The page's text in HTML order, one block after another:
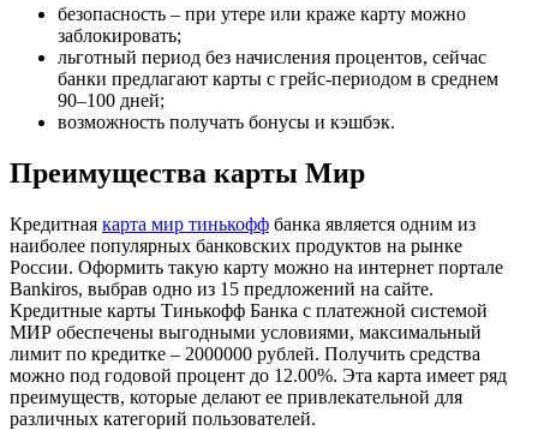
безопасность – при утере или краже карту можно
заблокировать;
льготный период без начисления процентов, сейчас
банки предлагают карты с грейс-периодом в среднем
90–100 дней;
возможность получать бонусы и кэшбэк.
Преимущества карты Мир
Кредитная карта мир тинькофф банка является одним из
наиболее популярных банковских продуктов на рынке
России. Оформить такую карту можно на интернет портале
Bankiros, выбрав одно из 15 предложений на сайте.
Кредитные карты Тинькофф Банка с платежной системой
МИР обеспечены выгодными условиями, максимальный
лимит по кредитке – 2000000 рублей. Получить средства
можно под годовой процент до 12.00%. Эта карта имеет ряд
преимуществ, которые делают ее привлекательной для
различных категорий пользователей.